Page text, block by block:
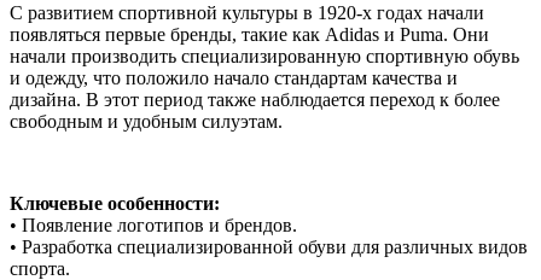
С развитием спортивной культуры в 1920-х годах начали
появляться первые бренды, такие как Adidas и Puma. Они
начали производить специализированную спортивную обувь
и одежду, что положило начало стандартам качества и
дизайна. В этот период также наблюдается переход к более
свободным и удобным силуэтам.
Ключевые особенности:
• Появление логотипов и брендов.
• Разработка специализированной обуви для различных видов
спорта.